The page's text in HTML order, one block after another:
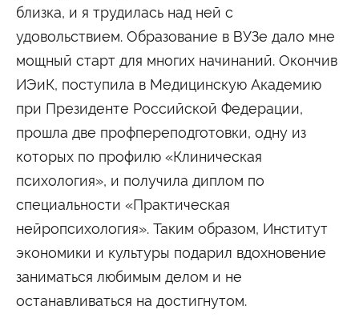
близка, и я трудилась над ней с
удовольствием. Образование в ВУЗе дало мне
мощный старт для многих начинаний. Окончив
ИЭиК, поступила в Медицинскую Академию
при Президенте Российской Федерации,
прошла две профпереподготовки, одну из
которых по профилю «Клиническая
психология», и получила диплом по
специальности «Практическая
нейропсихология». Таким образом, Институт
экономики и культуры подарил вдохновение
заниматься любимым делом и не
останавливаться на достигнутом.